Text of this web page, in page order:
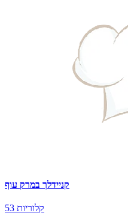
קניידלך במרק עוף
53 קלוריות